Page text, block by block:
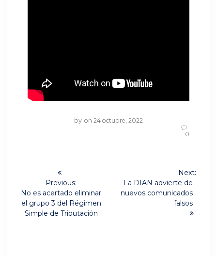
by on 24 octubre, 2022
0
Navegación
de
entradas
Previous:
Previous
post:
No es acertado eliminar
el grupo 3 del Régimen
Simple de Tributación
Next:
Next
post:
La DIAN advierte de
nuevos comunicados
falsos